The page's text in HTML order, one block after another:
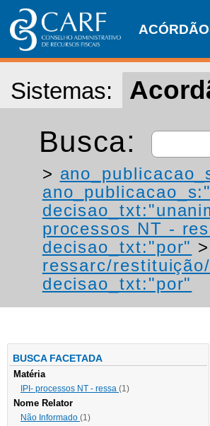
Sistemas:
Busca:
>
processos NT -
decisao_txt:"por" >
ressarc/
decisao_txt:"por"
BUSCA FACETADA
Matéria
IPI- processos NT - ressa (1)
Nome Relator
Não Informado (1)